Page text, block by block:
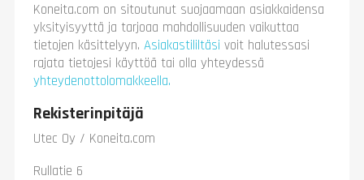
Koneita.com on sitoutunut suojaamaan asiakkaidensa
yksityisyyttä ja tarjoaa mahdollisuuden vaikuttaa
tietojen käsittelyyn. Asiakastililtäsi voit halutessasi
rajata tietojesi käyttöä tai olla yhteydessä
yhteydenottolomakkeella.
Rekisterinpitäjä
Utec Oy / Koneita.com
Rullatie 6